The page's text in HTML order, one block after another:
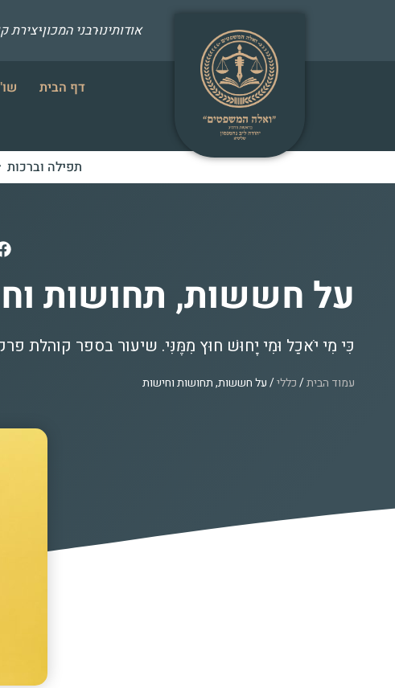
אודותינורבני המכוןיצירת
דף הבית
תפילה וברכות
על חששות, תחושות
כִּי מִי יֹאכַל וּמִי יָחוּשׁ חוּץ מִמֶּנִּי. שיעור בספר קוהלת
עמוד הבית/כללי/ על חששות, תחושות וחישות